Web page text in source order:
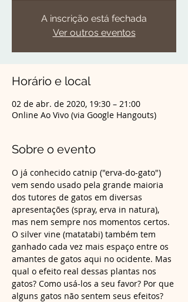
A inscrição está fechada
Ver outros eventos
Horário e local
02 de abr. de 2020, 19:30 – 21:00
Online Ao Vivo (via Google Hangouts)
Sobre o evento
O já conhecido catnip ("erva-do-gato")
vem sendo usado pela grande maioria
dos tutores de gatos em diversas
apresentações (spray, erva in natura),
mas nem sempre nos momentos certos.
O silver vine (matatabi) também tem
ganhado cada vez mais espaço entre os
amantes de gatos aqui no ocidente. Mas
qual o efeito real dessas plantas nos
gatos? Como usá-los a seu favor? Por que
alguns gatos não sentem seus efeitos?